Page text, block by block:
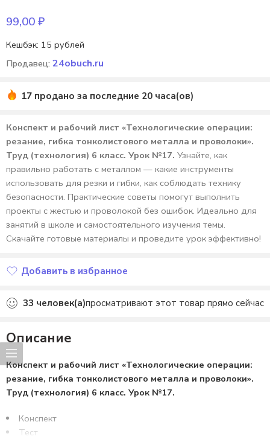
99,00₽
Кешбэк: 15 рублей
Продавец: 24obuch.ru
17 продано за последние 20 часа(ов)
Конспект и рабочий лист «Технологические операции:
резание, гибка тонколистового металла и проволоки».
Труд (технология) 6 класс. Урок №17. Узнайте, как
правильно работать с металлом — какие инструменты
использовать для резки и гибки, как соблюдать технику
безопасности. Практические советы помогут выполнить
проекты с жестью и проволокой без ошибок. Идеально для
занятий в школе и самостоятельного изучения темы.
Скачайте готовые материалы и проведите урок эффективно!
Добавить в избранное
33 человек(а)просматривают этот товар прямо сейчас
Описание
Конспект и рабочий лист «Технологические операции:
резание, гибка тонколистового металла и проволоки».
Труд (технология) 6 класс. Урок №17.
Конспект
Тест